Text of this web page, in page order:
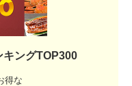
キングTOP300
得な